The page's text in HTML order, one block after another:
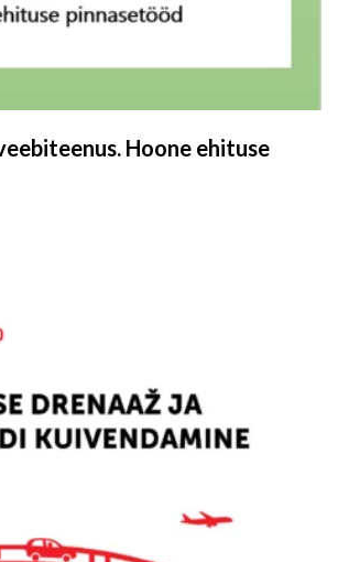
Hoone ehituse